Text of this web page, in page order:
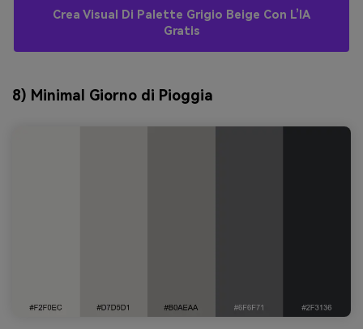
Crea Visual Di Palette Grigio Beige Con L’IA
Gratis
8) Minimal Giorno di Pioggia